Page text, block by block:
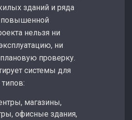
зданий и ряда
нельзя ни
ни
проверку.
системы для
магазины,
офисные здания,